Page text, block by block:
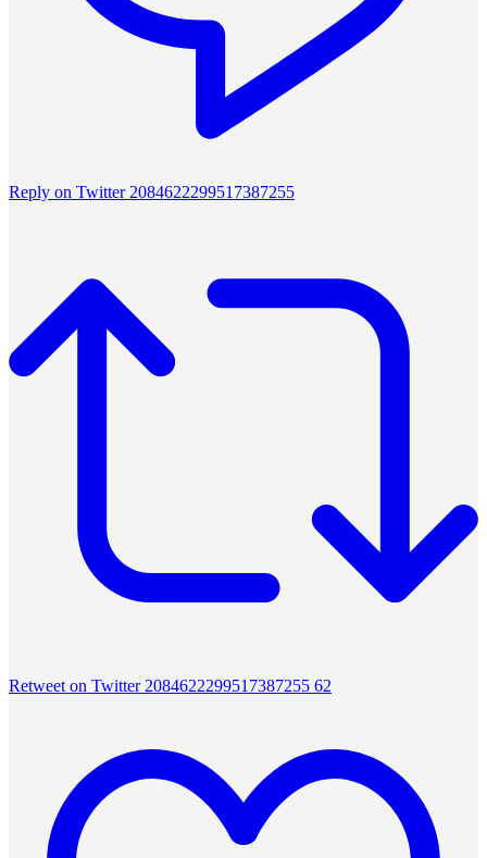
Reply on Twitter 2084622299517387255
Retweet on Twitter 2084622299517387255 62